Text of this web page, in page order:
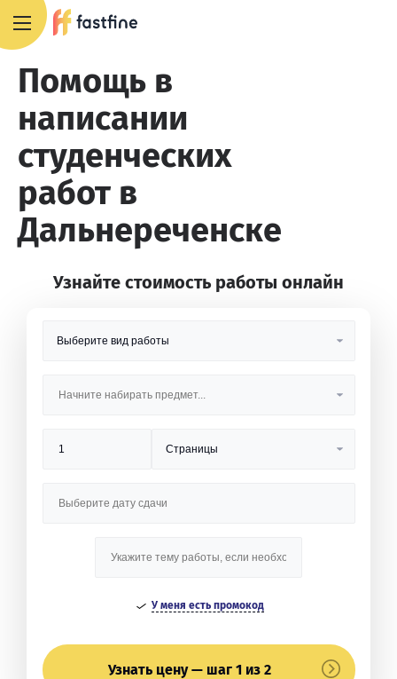
Помощь в
написании
студенческих
работ в
Дальнереченске
Узнайте стоимость работы онлайн
У меня есть промокод
Узнать цену — шаг 1 из 2